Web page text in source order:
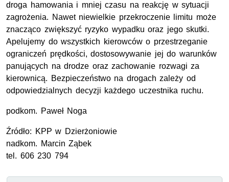
droga hamowania i mniej czasu na reakcję w sytuacji
zagrożenia. Nawet niewielkie przekroczenie limitu może
znacząco zwiększyć ryzyko wypadku oraz jego skutki.
Apelujemy do wszystkich kierowców o przestrzeganie
ograniczeń prędkości, dostosowywanie jej do warunków
panujących na drodze oraz zachowanie rozwagi za
kierownicą. Bezpieczeństwo na drogach zależy od
odpowiedzialnych decyzji każdego uczestnika ruchu.
podkom. Paweł Noga
Źródło: KPP w Dzierżoniowie
nadkom. Marcin Ząbek
tel. 606 230 794